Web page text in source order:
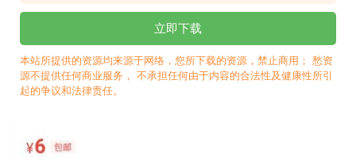
立即下载
本站所提供的资源均来源于网络，您所下载的资源，禁止商用； 愁资
源不提供任何商业服务， 不承担任何由于内容的合法性及健康性所引
起的争议和法律责任。